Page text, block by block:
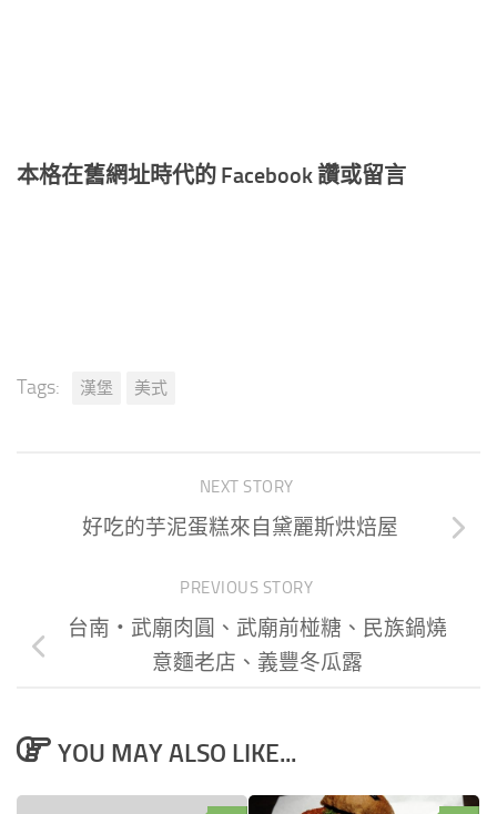
本格在舊網址時代的 Facebook 讚或留言
Tags: 漢堡 美式
NEXT STORY
好吃的芋泥蛋糕來自黛麗斯烘焙屋
PREVIOUS STORY
台南‧武廟肉圓、武廟前椪糖、民族鍋燒
意麵老店、義豐冬瓜露
YOU MAY ALSO LIKE...